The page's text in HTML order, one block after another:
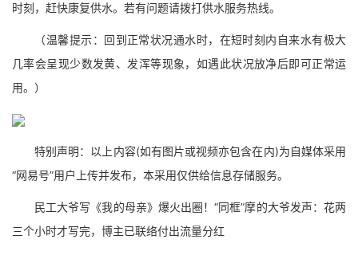
时刻，赶快康复供水。若有问题请拨打供水服务热线。
（温馨提示：回到正常状况通水时，在短时刻内自来水有极大
几率会呈现少数发黄、发浑等现象，如遇此状况放净后即可正常运
用。）
特别声明：以上内容(如有图片或视频亦包含在内)为自媒体采用
“网易号”用户上传并发布，本采用仅供给信息存储服务。
民工大爷写《我的母亲》爆火出圈！“同框”摩的大爷发声：花两
三个小时才写完，博主已联络付出流量分红